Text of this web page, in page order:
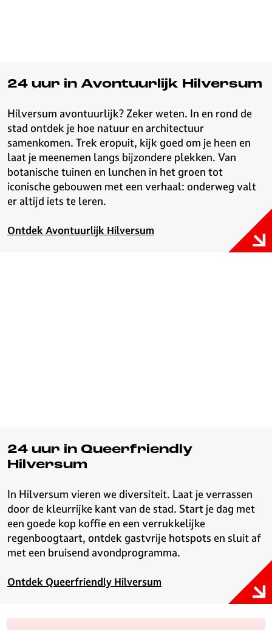
24 uur in Avontuurlijk Hilversum
Hilversum avontuurlijk? Zeker weten. In en rond de
stad ontdek je hoe natuur en architectuur
samenkomen. Trek eropuit, kijk goed om je heen en
laat je meenemen langs bijzondere plekken. Van
botanische tuinen en lunchen in het groen tot
iconische gebouwen met een verhaal: onderweg valt
er altijd iets te leren.
Ontdek Avontuurlijk Hilversum
24 uur in Queerfriendly
Hilversum
In Hilversum vieren we diversiteit. Laat je verrassen
door de kleurrijke kant van de stad. Start je dag met
een goede kop koffie en een verrukkelijke
regenboogtaart, ontdek gastvrije hotspots en sluit af
met een bruisend avondprogramma.
Ontdek Queerfriendly Hilversum